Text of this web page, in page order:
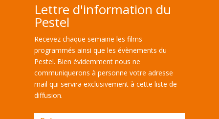
Lettre d'information du
Pestel
Recevez chaque semaine les films
programmés ainsi que les évènements du
Pestel. Bien évidemment nous ne
communiquerons à personne votre adresse
mail qui servira exclusivement à cette liste de
diffusion.